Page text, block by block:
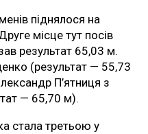
піднялося на
місце тут посів
результат 65,03 м.
(результат — 55,73
П’ятниця з
— 65,70 м).
стала третьою у